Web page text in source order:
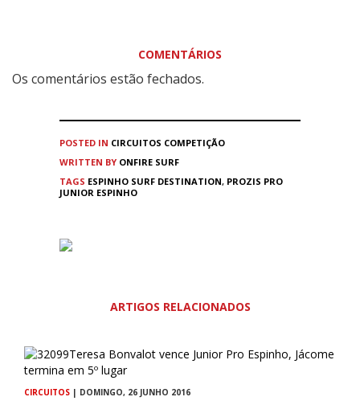
COMENTÁRIOS
Os comentários estão fechados.
POSTED IN CIRCUITOS COMPETIÇÃO
WRITTEN BY ONFIRE SURF
TAGS ESPINHO SURF DESTINATION, PROZIS PRO
JUNIOR ESPINHO
ARTIGOS RELACIONADOS
CIRCUITOS | DOMINGO, 26 JUNHO 2016